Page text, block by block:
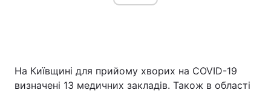
На Київщині для прийому хворих на COVID-19
визначені 13 медичних закладів. Також в області